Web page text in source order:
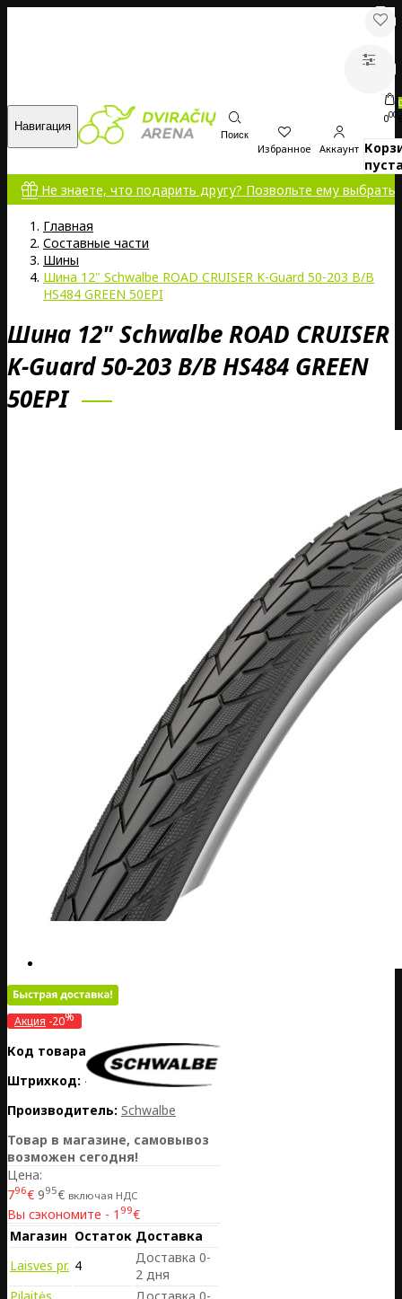
Навигация
Поиск
Избранное Аккаунт
0
000
Не знаете, что подарить другу? Позвольте ему выбрать
Главная
Составные части
Шины
Шина 12" Schwalbe ROAD CRUISER K-Guard 50-203 B/B
HS484 GREEN 50EPI
Шина 12" Schwalbe ROAD CRUISER
K-Guard 50-203 B/B HS484 GREEN
50EPI
Акция -20%
Код товара: LV12-11101255.01
Штрихкод: 4026495866651
Производитель: Schwalbe
Товар в магазине, самовывоз
возможен сегодня!
Цена:
796€ 995€ включая НДС
Вы сэкономите - 1 99€
Магазин Остаток Доставка
Laisves pr. 4
Доставка 0-
2 дня